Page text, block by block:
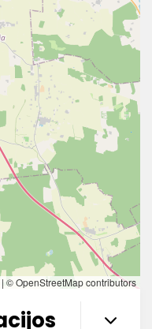
| © OpenStreetMap contributors